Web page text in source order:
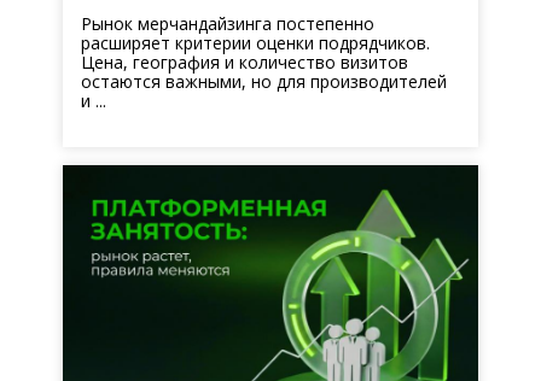
Рынок мерчандайзинга постепенно
расширяет критерии оценки подрядчиков.
Цена, география и количество визитов
остаются важными, но для производителей
и ...